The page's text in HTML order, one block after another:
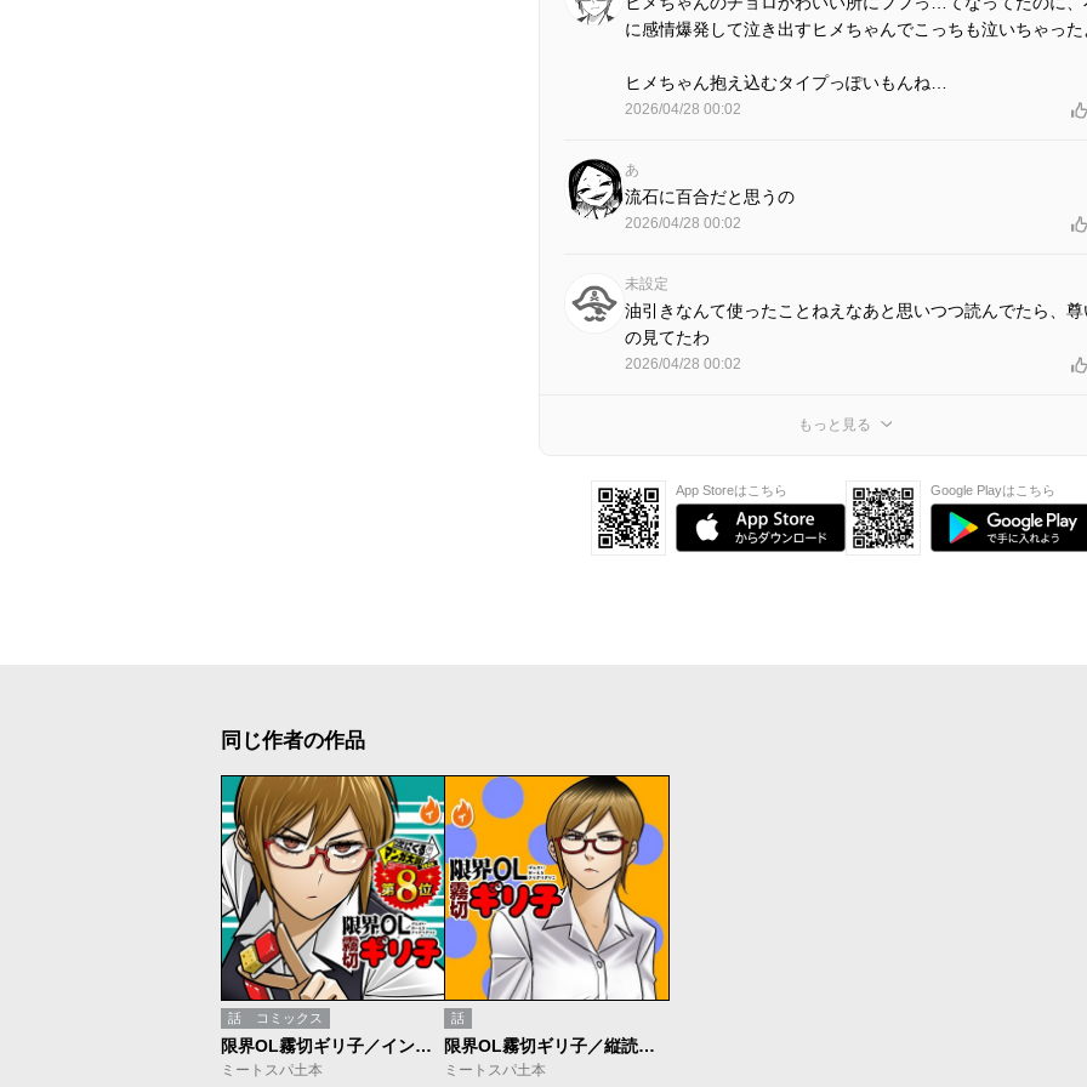
に感情爆発して泣き出すヒメちゃんでこっちも泣いちゃった
ヒメちゃん抱え込むタイプっぽいもんね…
2026/04/28 00:02
あ
流石に百合だと思うの
2026/04/28 00:02
未設定
油引きなんて使ったことねえなあと思いつつ読んでたら、尊
の見てたわ
2026/04/28 00:02
もっと見る
App Storeはこちら Google Playはこちら
同じ作者の作品
話 コミックス
限界OL霧切ギリ子／インディーズ版
ミートスパ土本
話
限界OL霧切ギリ子／縦読み版
ミートスパ土本